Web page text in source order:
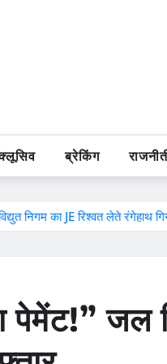
ब्रेकिंग
निगम का JE रिश्वत लेते रंगेहाथ
पेमेंट!” जल